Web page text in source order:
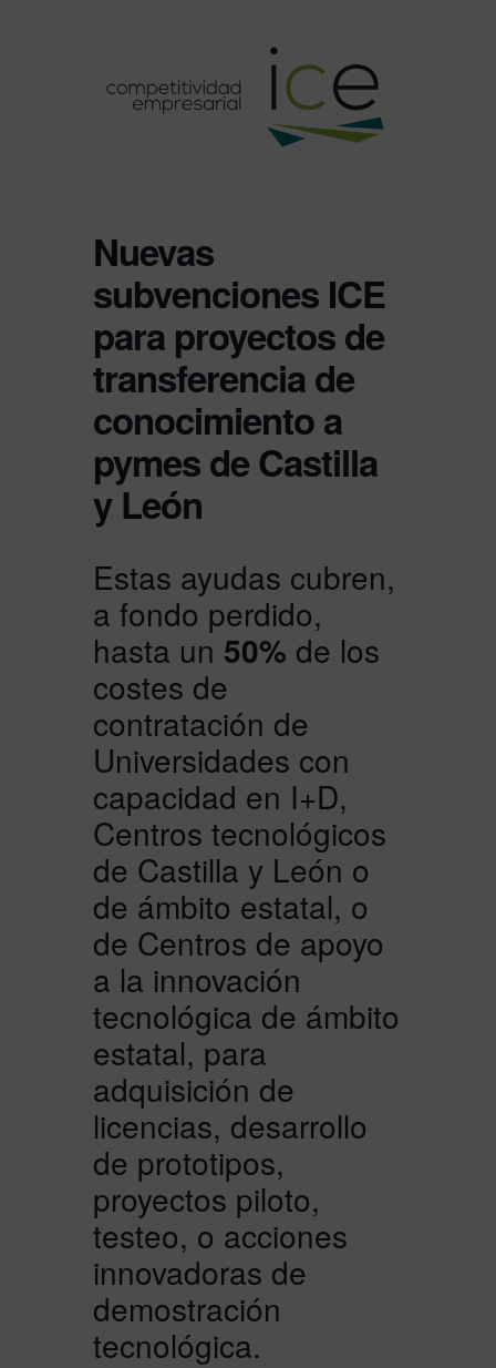
Nuevas
subvenciones ICE
para proyectos de
transferencia de
conocimiento a
pymes de Castilla
y León
Estas ayudas cubren,
a fondo perdido,
hasta un 50% de los
costes de
contratación de
Universidades con
capacidad en I+D,
Centros tecnológicos
de Castilla y León o
de ámbito estatal, o
de Centros de apoyo
a la innovación
tecnológica de ámbito
estatal, para
adquisición de
licencias, desarrollo
de prototipos,
proyectos piloto,
testeo, o acciones
innovadoras de
demostración
tecnológica.